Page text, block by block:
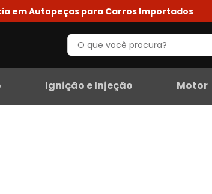
em Autopeças para Carros Importados
Ignição e Injeção Motor